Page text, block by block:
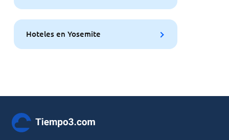
Hoteles en Yosemite